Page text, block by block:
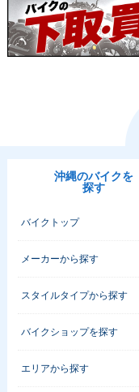
沖縄のバイクを
探す
バイクトップ
メーカーから探す
スタイルタイプから探す
バイクショップを探す
エリアから探す